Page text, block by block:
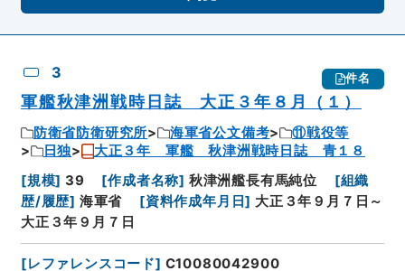
3 件名
軍艦秋津洲戦時日誌 大正３年８月（１）
防衛省防衛研究所 海軍省公文備考
⑪戦役等
日独
大正３年 軍艦 秋津洲戦時日誌 青１８
[規模] 39 [作成者名称] 秋津洲艦長有馬純位 [組織
歴/履歴] 海軍省 [資料作成年月日] 大正３年９月７日～
大正３年９月７日
[レファレンスコード] C10080042900